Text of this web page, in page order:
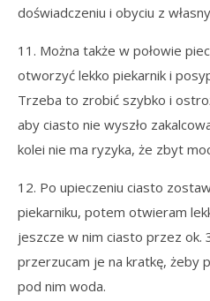
doświadczeniu i obyciu z
11. Można także w połowie
otworzyć lekko piekarnik i
Trzeba to zrobić szybko i
aby ciasto nie wyszło
kolei nie ma ryzyka, że zbyt
12. Po upieczeniu ciasto
piekarniku, potem otwieram
jeszcze w nim ciasto przez ok.
przerzucam je na kratkę, żeby
pod nim woda.